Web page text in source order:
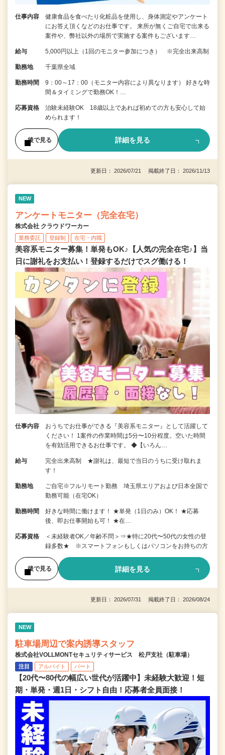
仕事内容
健康食品を食べたり化粧品を使用し、身体測定やアンケート
にお答え頂くなどのお仕事です。 来所が無くご自宅で出来る
案件や、弊社以外の場所で実施する案件もございます…
給与 5,000円以上（1回のモニター参加につき） ※完全出来高制
勤務地 千葉県全域
勤務時間
9：00～17：00（モニター内容により異なります） 好きな時
間＆タイミングで勤務OK！…
応募資格
治験未経験OK 18歳以上であれば初めての方も安心して始
められます！
後で見る 詳細を見る
更新日： 2026/07/21 掲載終了日： 2026/11/13
NEW
アンケートモニター（完全在宅）
株式会社 クラウドワーカー
業務委託 登録制 在宅・内職
美容系モニター募集！単発もOK♪【人気の完全在宅♪】当
日に謝礼をお支払い！登録するだけでスグ働ける！
仕事内容
おうちでお仕事ができる『美容系モニター』として活躍して
ください！ 1案件の作業時間は5分〜10分程度。空いた時間
を有効活用できるお仕事です。 ◆【いろん…
給与
完全出来高制 ★謝礼は、最短で当日のうちに受け取れま
す！
勤務地
ご自宅※フルリモート勤務 埼玉県エリアおよび日本全国で
勤務可能（在宅OK）
勤務時間
好きな時間に働けます！ ★単発（1日のみ）OK！ ★応募
後、即お仕事開始も可！ ★在…
応募資格
＜未経験者OK／年齢不問＞⇒★特に20代〜50代の女性の登
録多数★ ※スマートフォンもしくはパソコンをお持ちの方
後で見る 詳細を見る
更新日： 2026/07/31 掲載終了日： 2026/08/24
NEW
駐車場周辺で案内誘導スタッフ
株式会社VOLLMONTセキュリティサービス 松戸支社（駐車場）
注目 アルバイト パート
【20代〜80代の幅広い世代が活躍中】未経験大歓迎！短
期・単発・週1日・シフト自由！応募者全員面接！